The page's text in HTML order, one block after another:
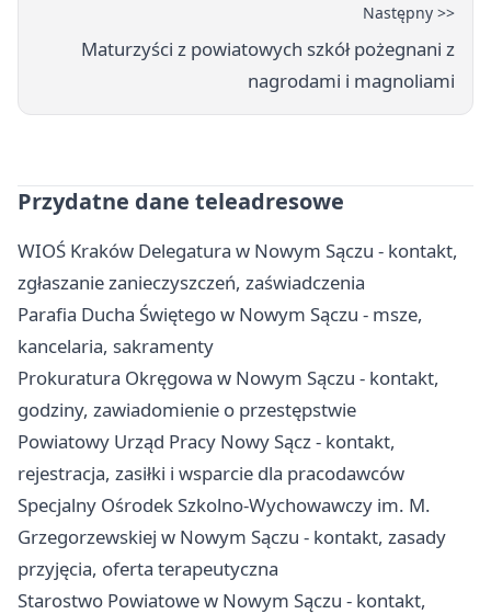
Następny >>
Maturzyści z powiatowych szkół pożegnani z
nagrodami i magnoliami
Przydatne dane teleadresowe
WIOŚ Kraków Delegatura w Nowym Sączu - kontakt,
zgłaszanie zanieczyszczeń, zaświadczenia
Parafia Ducha Świętego w Nowym Sączu - msze,
kancelaria, sakramenty
Prokuratura Okręgowa w Nowym Sączu - kontakt,
godziny, zawiadomienie o przestępstwie
Powiatowy Urząd Pracy Nowy Sącz - kontakt,
rejestracja, zasiłki i wsparcie dla pracodawców
Specjalny Ośrodek Szkolno-Wychowawczy im. M.
Grzegorzewskiej w Nowym Sączu - kontakt, zasady
przyjęcia, oferta terapeutyczna
Starostwo Powiatowe w Nowym Sączu - kontakt,